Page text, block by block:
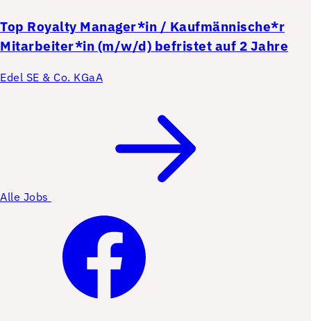
Top Royalty Manager*in / Kaufmännische*r
Mitarbeiter*in (m/w/d) befristet auf 2 Jahre
Edel SE & Co. KGaA
Alle Jobs